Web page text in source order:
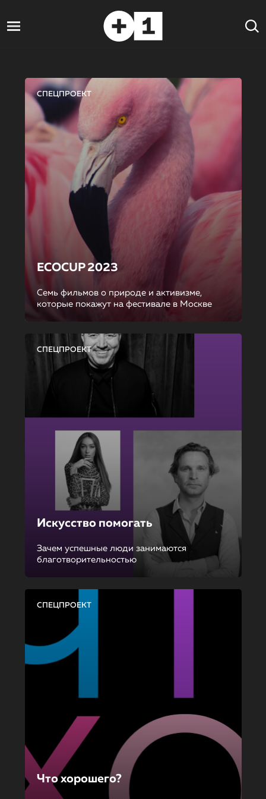
СПЕЦПРОЕКТ
ECOCUP 2023
Семь фильмов о природе и активизме,
которые покажут на фестивале в Москве
СПЕЦПРОЕКТ
Искусство помогать
Зачем успешные люди занимаются
благотворительностью
СПЕЦПРОЕКТ
Что хорошего?